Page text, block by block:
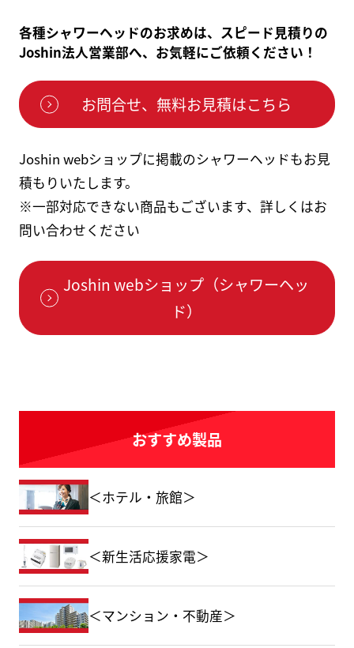
おすすめ製品
＜ホテル・旅館＞
＜新生活応援家電＞
＜マンション・不動産＞
各種シャワーヘッドのお求めは、スピード見積りの
Joshin法人営業部へ、お気軽にご依頼ください！
お問合せ、無料お見積はこちら
Joshin webショップに掲載のシャワーヘッドもお見
積もりいたします。
※一部対応できない商品もございます、詳しくはお
問い合わせください
Joshin webショップ（シャワーヘッ
ド）